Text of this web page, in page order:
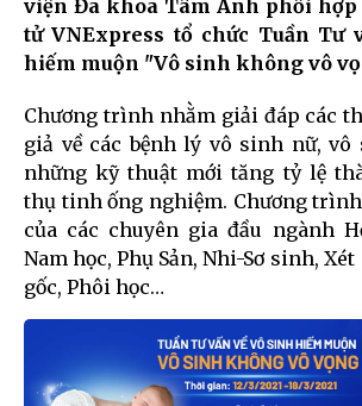
viện Đa khoa Tâm Anh phối hợp
tử VNExpress tổ chức Tuần Tư
hiếm muộn "Vô sinh không vô
Chương trình nhằm giải đáp các
giả về các bệnh lý vô sinh nữ,
những kỹ thuật mới tăng tỷ lệ
thụ tinh ống nghiệm. Chương
của các chuyên gia đầu ngành
Nam học, Phụ Sản, Nhi-Sơ sinh,
gốc, Phôi học…